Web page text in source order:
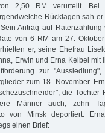
2,50 RM verurteilt. Bei
Rücklagen sah
Antrag auf
von 6 RM am 27.
er, seine Ehefrau
Erwin und Erna Keibel mit
zur
zum 18. November.
die Tochter
Männer auch, zehn
von Minsk deportiert.
einen Brief: